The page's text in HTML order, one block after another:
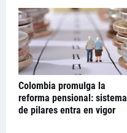
Colombia promulga la
reforma pensional: sistema
de pilares entra en vigor